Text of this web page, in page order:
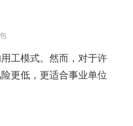
工模式。然而，对于许
更低，更适合事业单位